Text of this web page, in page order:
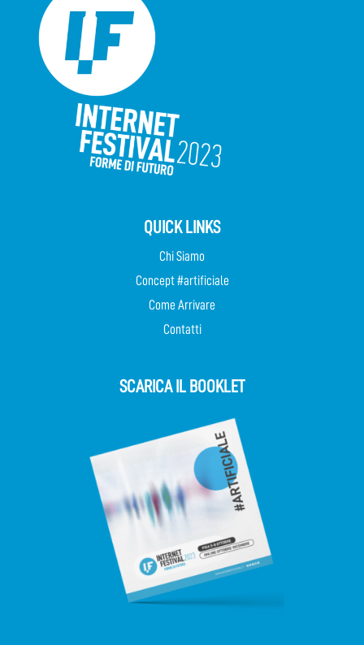
QUICK LINKS
Chi Siamo
Concept #artificiale
Come Arrivare
Contatti
SCARICA IL BOOKLET